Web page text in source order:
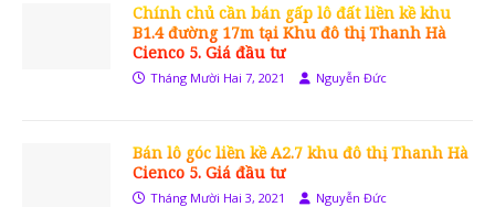
Chính chủ cần bán gấp lô đất liền kề khu
B1.4 đường 17m tại Khu đô thị Thanh Hà
Cienco 5. Giá đầu tư
Tháng Mười Hai 7, 2021 Nguyễn Đức
Bán lô góc liền kề A2.7 khu đô thị Thanh Hà
Cienco 5. Giá đầu tư
Tháng Mười Hai 3, 2021 Nguyễn Đức